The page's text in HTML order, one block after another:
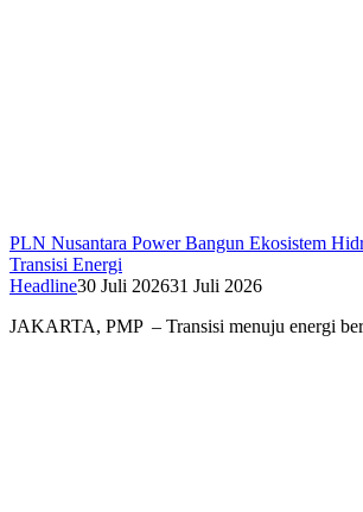
PLN Nusantara Power Bangun Ekosistem
Transisi Energi
Headline30 Juli 202631 Juli 2026
JAKARTA, PMP – Transisi menuju energi